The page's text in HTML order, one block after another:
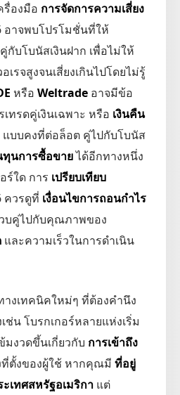
รื่องมือ การจัดการความเสี่ยง
อาจพบโปรโมชั่นที่ให้
กับโบนัสเงินฝาก เพื่อไม่ให้
เรจสูงจนเสี่ยงเกินไปโดยไม่รู้
หรือ Weltrade อาจมีข้อ
ทรดคู่เงินเฉพาะ หรือ เงินคืน
แบบคงที่ต่อล็อต คู่ไปกับโบนัส
ทุนการซื้อขายได้อีกทางหนึ่ง
ร์ใด การ เปรียบเทียบ
ควรดูที่ เงื่อนไขการถอนกำไร
บคู่ไปกับคุณภาพของ
และความเร็วในการดำเนิน
งเทคนิคใหม่ๆ ที่ต้องคำนึง
ช่น โบรกเกอร์หลายแห่งเริ่ม
มงวดขึ้นเกี่ยวกับ การเข้าถึง
ตั้งของผู้ใช้ หากคุณมี ที่อยู่
ะเทศสหรัฐอเมริกา แต่